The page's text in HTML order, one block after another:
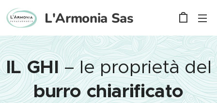
L'Armonia Sas
IL GHI– le proprietà del
burro chiarificato